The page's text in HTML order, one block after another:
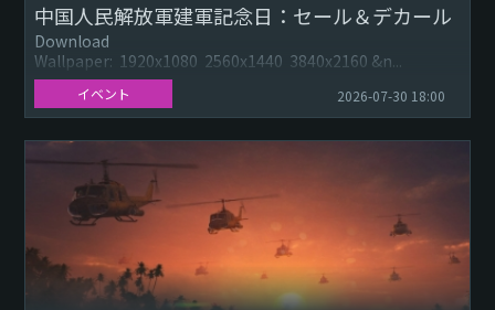
中国人民解放軍建軍記念日：セール＆デカール
Download
Wallpaper: 1920x1080 2560x1440 3840x2160 &n...
イベント 2026-07-30 18:00